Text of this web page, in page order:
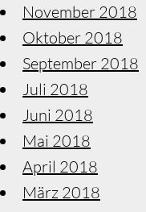
November 2018
Oktober 2018
September 2018
Juli 2018
Juni 2018
Mai 2018
April 2018
März 2018